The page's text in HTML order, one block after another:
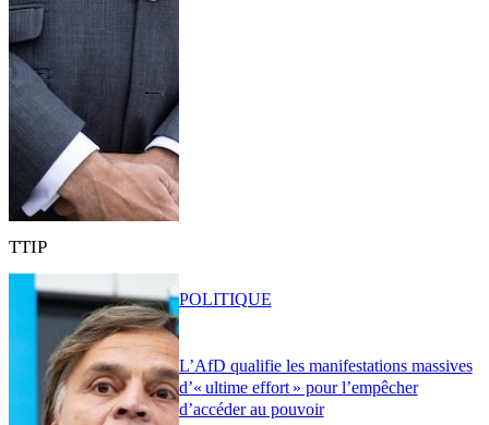
TTIP
L’AfD qualifie les manifestations massives
d’« ultime effort » pour l’empêcher
d’accéder au pouvoir
POLITIQUE